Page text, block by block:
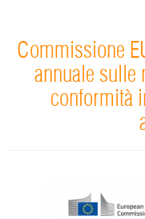
Commissione
annuale sulle
conformità